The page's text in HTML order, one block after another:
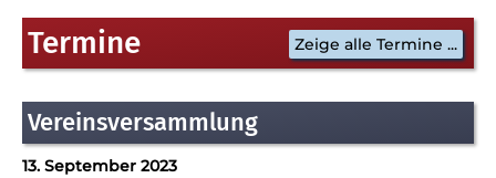
Termine Zeige alle Termine ...
Vereinsversammlung
13. September 2023